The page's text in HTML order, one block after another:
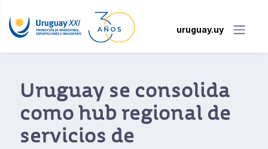
uruguay.uy
Uruguay promocionó
sus oportunidades de
inversión en cadena